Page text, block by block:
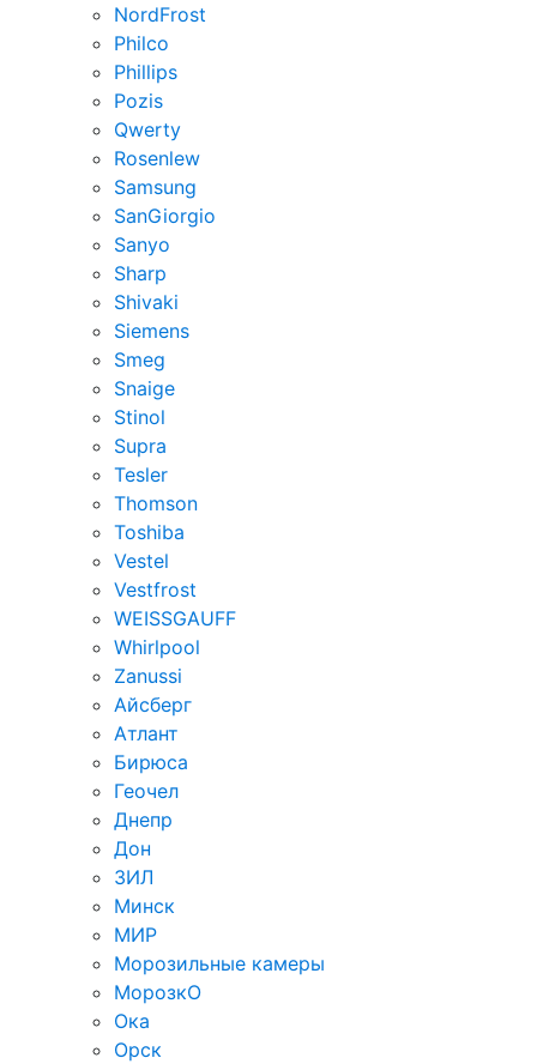
NordFrost
Philco
Phillips
Pozis
Qwerty
Rosenlew
Samsung
SanGiorgio
Sanyo
Sharp
Shivaki
Siemens
Smeg
Snaige
Stinol
Supra
Tesler
Thomson
Toshiba
Vestel
Vestfrost
WEISSGAUFF
Whirlpool
Zanussi
Айсберг
Атлант
Бирюса
Геочел
Днепр
Дон
ЗИЛ
Минск
МИР
Морозильные камеры
МорозкО
Ока
Орск